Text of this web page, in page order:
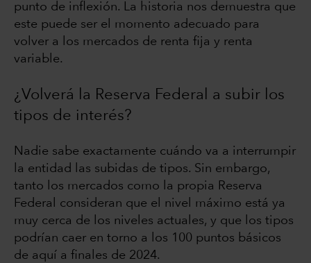
punto de inflexión. La historia nos demuestra que
este puede ser el momento adecuado para
volver a los mercados de renta fija y renta
variable.
¿Volverá la Reserva Federal a subir los
tipos de interés?
Nadie sabe exactamente cuándo va a interrumpir
la entidad las subidas de tipos. Sin embargo,
tanto los mercados como la propia Reserva
Federal consideran que el nivel máximo está ya
muy cerca de los niveles actuales, y que los tipos
podrían caer en torno a los 100 puntos básicos
de aquí a finales de 2024.